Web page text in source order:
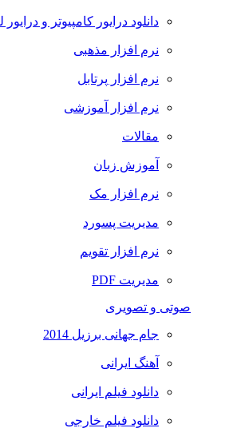
دانلود درایور کامپیوتر و درایور لپ تاپ
نرم افزار مذهبی
نرم افزار پرتابل
نرم افزار آموزشی
مقالات
آموزش زبان
نرم افزار مک
مدیریت پسورد
نرم افزار تقویم
مدیریت PDF
صوتی و تصویری
جام جهانی برزیل 2014
آهنگ ایرانی
دانلود فیلم ایرانی
دانلود فیلم خارجی